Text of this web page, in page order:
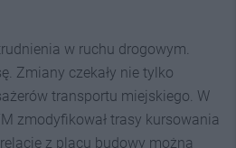
w ruchu drogowym.
Zmiany czekały nie tylko
transportu miejskiego. W
zmodyfikował trasy kursowania
z placu budowy można